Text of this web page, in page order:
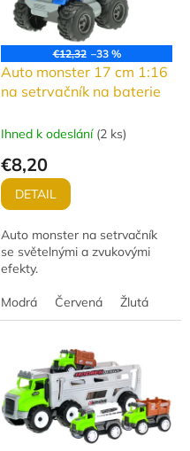
€12,32 –33 %
Auto monster 17 cm 1:16
na setrvačník na baterie
Ihned k odeslání (2 ks)
€8,20
DETAIL
Auto monster na setrvačník
se světelnými a zvukovými
efekty.
Modrá Červená Žlutá